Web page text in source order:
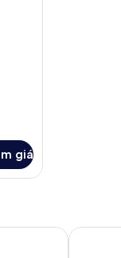
giá
All Inclusive